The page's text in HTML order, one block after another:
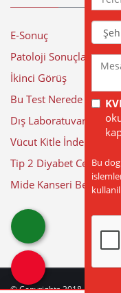
Şehir
Bu
E-Sonuç
Patoloji Sonuçları
İkinci Görüş
Bu Test Nerede
Dış Laboratuvar
Vücut Kitle İndeksi
Tip 2 Diyabet Cerrahisi
Mide Kanseri Belirtileri
© Copyrights 2018 - 2026